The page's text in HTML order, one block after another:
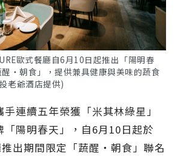
歐式餐廳自6月10日起推出「陽明春
‧朝食」，提供兼具健康與美味的蔬食
老爺酒店提供)
連續五年榮獲「米其林綠星」
「陽明春天」，自6月10日起於
出期間限定「蔬醒‧朝食」聯名